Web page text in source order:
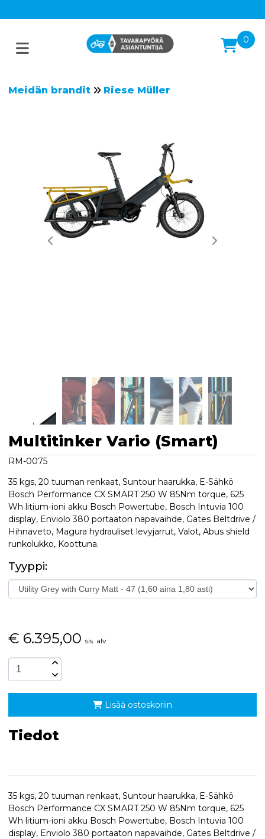
0
Meidän brandit Riese Müller
Multitinker Vario (Smart)
RM-0075
35 kgs, 20 tuuman renkaat, Suntour haarukka, E-Sähkö
Bosch Performance CX SMART 250 W 85Nm torque, 625
Wh litium-ioni akku Bosch Powertube, Bosch Intuvia 100
display, Enviolo 380 portaaton napavaihde, Gates Beltdrive /
Hihnaveto, Magura hydrauliset levyjarrut, Valot, Abus shield
runkolukko, Koottuna.
Tyyppi:
€ 6.395,00 sis. alv
Lisää ostoskoriin
Tiedot
35 kgs, 20 tuuman renkaat, Suntour haarukka, E-Sähkö
Bosch Performance CX SMART 250 W 85Nm torque, 625
Wh litium-ioni akku Bosch Powertube, Bosch Intuvia 100
display, Enviolo 380 portaaton napavaihde, Gates Beltdrive /